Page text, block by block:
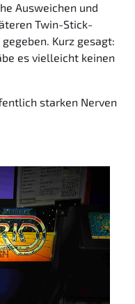
Ausweichen und
Twin-Stick-
Kurz gesagt:
es vielleicht keinen
starken Nerven